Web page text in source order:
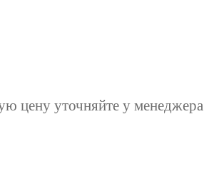
цену уточняйте у менеджера